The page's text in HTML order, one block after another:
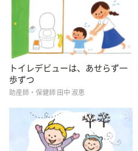
トイレデビューは、あせらず一
歩ずつ
助産師・保健師 田中 淑恵